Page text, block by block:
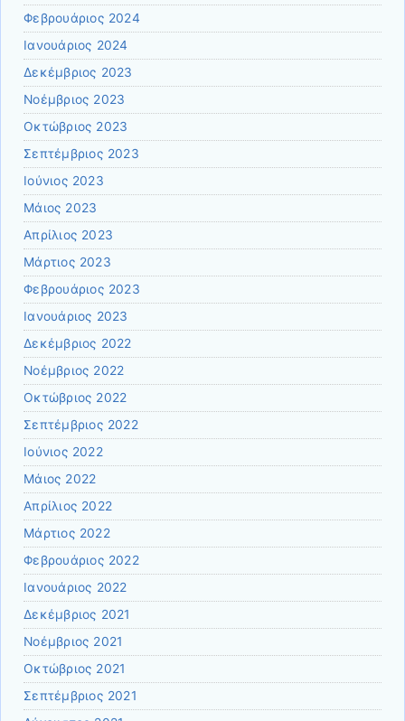
Φεβρουάριος 2024
Ιανουάριος 2024
Δεκέμβριος 2023
Νοέμβριος 2023
Οκτώβριος 2023
Σεπτέμβριος 2023
Ιούνιος 2023
Μάιος 2023
Απρίλιος 2023
Μάρτιος 2023
Φεβρουάριος 2023
Ιανουάριος 2023
Δεκέμβριος 2022
Νοέμβριος 2022
Οκτώβριος 2022
Σεπτέμβριος 2022
Ιούνιος 2022
Μάιος 2022
Απρίλιος 2022
Μάρτιος 2022
Φεβρουάριος 2022
Ιανουάριος 2022
Δεκέμβριος 2021
Νοέμβριος 2021
Οκτώβριος 2021
Σεπτέμβριος 2021